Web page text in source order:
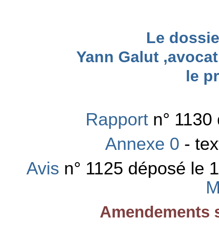
Le
Yann Galut
le
Rapportn° 1130
Annexe 0 -
Avis n° 1125 déposé le